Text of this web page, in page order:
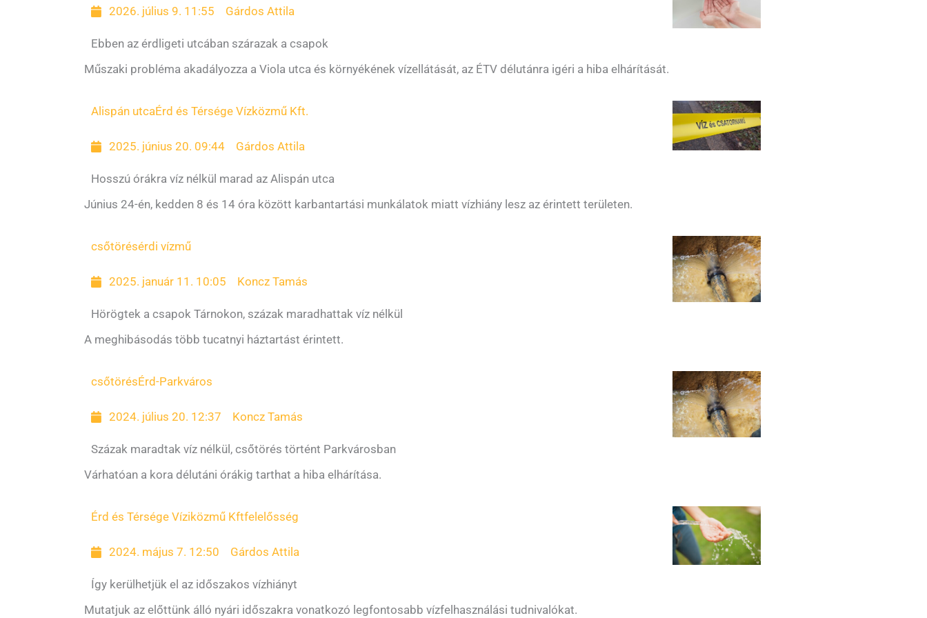
2026. július 9. 11:55 Gárdos Attila
Ebben az érdligeti utcában szárazak a csapok
Műszaki probléma akadályozza a Viola utca és környékének vízellátását, az ÉTV délutánra igéri a hiba elhárítását.
Alispán utcaÉrd és Térsége Vízközmű Kft.
2025. június 20. 09:44 Gárdos Attila
Hosszú órákra víz nélkül marad az Alispán utca
Június 24-én, kedden 8 és 14 óra között karbantartási munkálatok miatt vízhiány lesz az érintett területen.
csőtörésérdi vízmű
2025. január 11. 10:05 Koncz Tamás
Hörögtek a csapok Tárnokon, százak maradhattak víz nélkül
A meghibásodás több tucatnyi háztartást érintett.
csőtörésÉrd-Parkváros
2024. július 20. 12:37 Koncz Tamás
Százak maradtak víz nélkül, csőtörés történt Parkvárosban
Várhatóan a kora délutáni órákig tarthat a hiba elhárítása.
Érd és Térsége Víziközmű Kftfelelősség
2024. május 7. 12:50 Gárdos Attila
Így kerülhetjük el az időszakos vízhiányt
Mutatjuk az előttünk álló nyári időszakra vonatkozó legfontosabb vízfelhasználási tudnivalókat.